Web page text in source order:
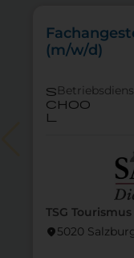
TSG
location_on5020
(m/w/d)
s
choo
l